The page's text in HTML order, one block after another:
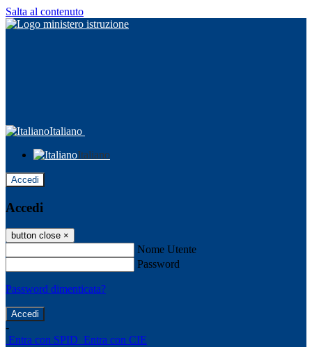
Salta al contenuto
Italiano
Italiano
Accedi
Accedi
button close ×
Nome Utente
Password
Password dimenticata?
-
Entra con SPID Entra con CIE